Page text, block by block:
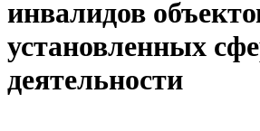
инвалидов
установленных
деятельности